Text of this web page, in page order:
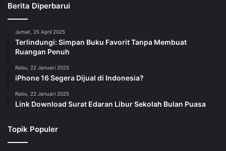
Berita Diperbarui
Jumat, 25 April 2025
Terlindungi: Simpan Buku Favorit Tanpa Membuat
Ruangan Penuh
Rabu, 22 Januari 2025
iPhone 16 Segera Dijual di Indonesia?
Rabu, 22 Januari 2025
Link Download Surat Edaran Libur Sekolah Bulan Puasa
Topik Populer